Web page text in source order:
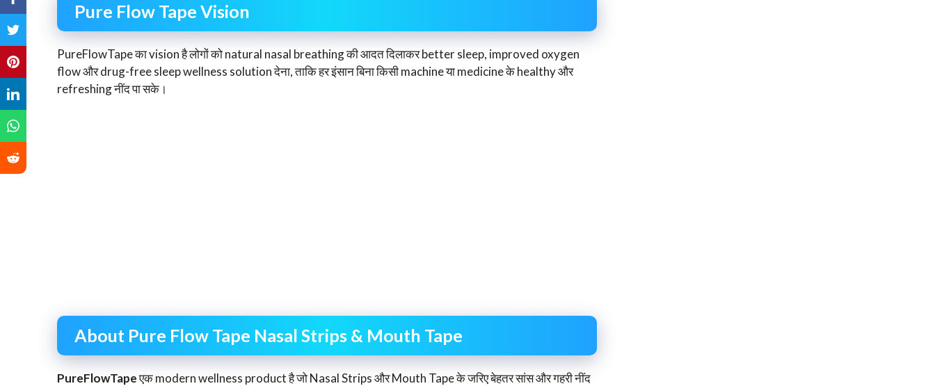
Pure Flow Tape Vision
PureFlowTape का vision है लोगों को natural nasal breathing की आदत दिलाकर better sleep, improved oxygen
flow और drug-free sleep wellness solution देना, ताकि हर इंसान बिना किसी machine या medicine के healthy और
refreshing नींद पा सके।
About Pure Flow Tape Nasal Strips & Mouth Tape
PureFlowTapeएक modern wellness product है जो Nasal Strips और Mouth Tape के जरिए बेहतर सांस और गहरी नींद